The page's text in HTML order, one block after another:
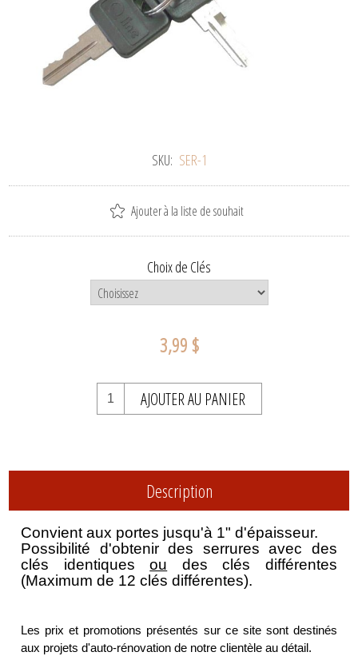
SKU: SER-1
Ajouter à la liste de souhait
Choix de Clés
3,99 $
AJOUTER AU PANIER
Description
Convient aux portes jusqu'à 1" d'épaisseur.
Possibilité d'obtenir des serrures avec des
clés identiquesou des clés différentes
(Maximum de 12 clés différentes).
Les prix et promotions présentés sur ce site sont destinés
aux projets d'auto-rénovation de notre clientèle au détail.